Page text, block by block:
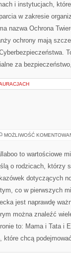
i instytucjach,
w zakresie
nazwa Ochrona
ochrony mają
za
MOŻLIWOŚĆ
to wartościowe
o rodzicach, którzy
dotyczących
co w pierwszych
jest naprawdę
można znaleźć
to: Mama i Tata i
które chcą